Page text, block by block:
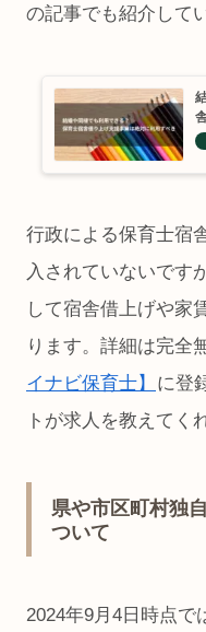
の記事でも紹介して
行政による保育士宿
入されていないです
して宿舎借上げや家
ります。詳細は完全
イナビ保育士】
に登
トが求人を教えてく
県や市区町村独
ついて
2024年9月4日時点で